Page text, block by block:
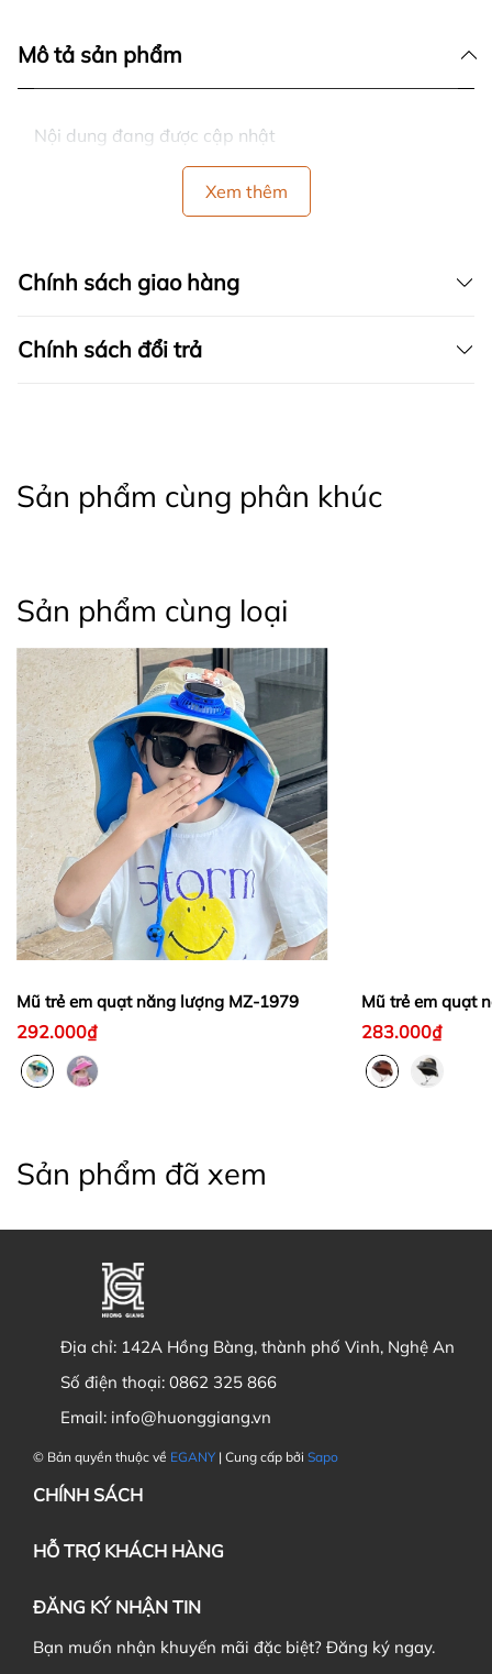
Mô tả sản phẩm
Nội dung đang được cập nhật
Xem thêm
Chính sách giao hàng
Chính sách đổi trả
Sản phẩm cùng phân khúc
Sản phẩm cùng loại
Mũ trẻ em quạt năng lượng MZ-1979
292.000₫
Mũ trẻ em quạt
283.000₫
Sản phẩm đã xem
Địa chỉ: 142A Hồng Bàng, thành phố Vinh, Nghệ An
Số điện thoại: 0862 325 866
Email: info@huonggiang.vn
© Bản quyền thuộc về EGANY | Cung cấp bởi Sapo
CHÍNH SÁCH
HỖ TRỢ KHÁCH HÀNG
ĐĂNG KÝ NHẬN TIN
Bạn muốn nhận khuyến mãi đặc biệt? Đăng ký ngay.